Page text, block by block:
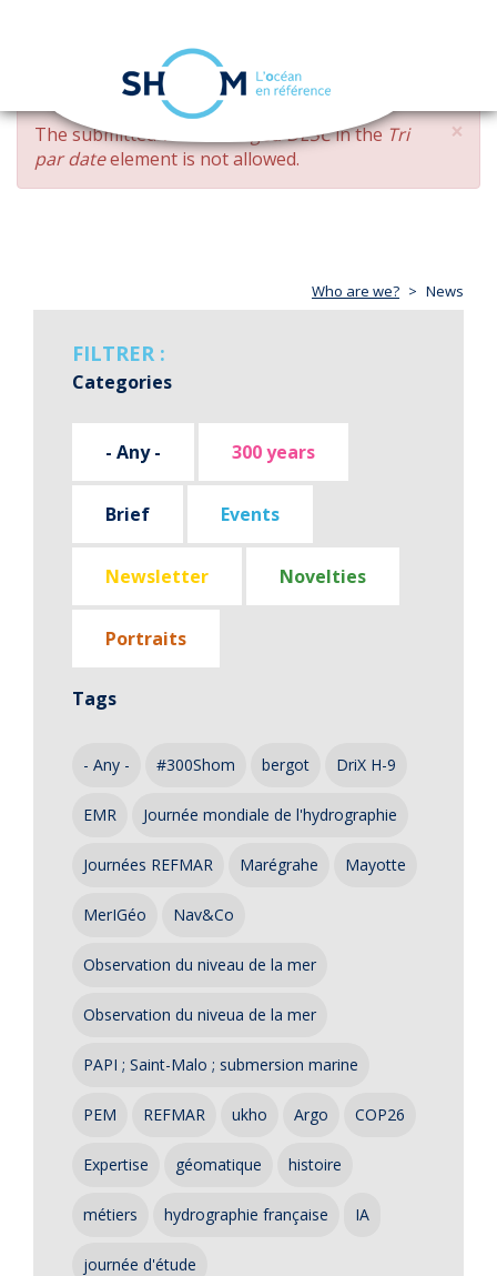
Skip
main
content
navigation
×
ERROR
MESSAGE
The submitted value changed DESCin the Tri
par dateelement is not allowed.
Who are we? News
FILTRER :
Categories
- Any - 300 years
Brief Events
Newsletter Novelties
Portraits
Tags
- Any - #300Shom bergot DriX H-9
EMR Journée mondiale de l'hydrographie
Journées REFMAR Marégrahe Mayotte
MerIGéo Nav&Co
Observation du niveau de la mer
Observation du niveua de la mer
PAPI ; Saint-Malo ; submersion marine
PEM REFMAR ukho Argo COP26
Expertise géomatique histoire
métiers hydrographie française IA
journée d'étude